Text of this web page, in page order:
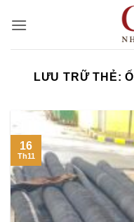
qua
LƯU TRỮ THẺ:
16
Th11